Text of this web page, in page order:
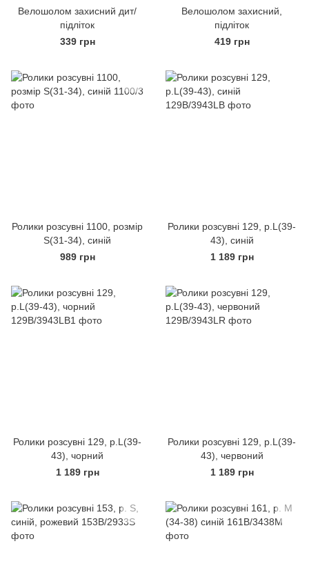
Велошолом захисний дит/
підліток
339 грн
Велошолом захисний,
підліток
419 грн
Ролики розсувні 1100, розмір
S(31-34), синій
989 грн
Ролики розсувні 129, р.L(39-
43), синій
1 189 грн
Ролики розсувні 129, р.L(39-
43), чорний
1 189 грн
Ролики розсувні 129, р.L(39-
43), червоний
1 189 грн